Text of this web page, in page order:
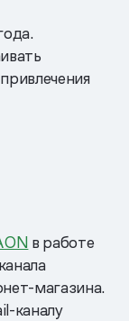
в работе
магазина.
каналу